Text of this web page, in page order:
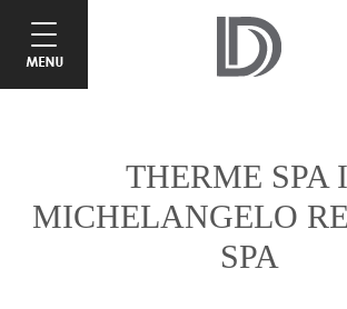
THERME SPA
MICHELANGELO
SPA